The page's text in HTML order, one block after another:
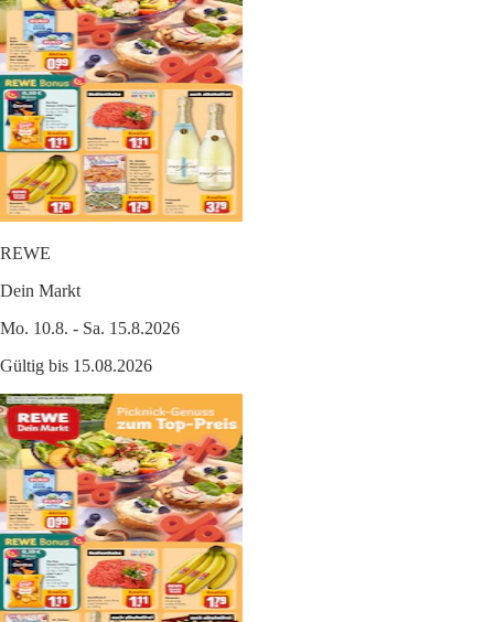
REWE
Dein Markt
Mo. 10.8. - Sa. 15.8.2026
Gültig bis 15.08.2026